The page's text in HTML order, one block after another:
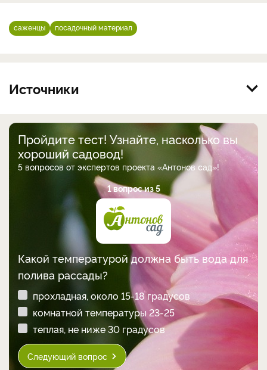
саженцы посадочный материал
Источники
Пройдите тест! Узнайте, насколько вы
хороший садовод!
5 вопросов от экспертов проекта «Антонов сад»!
1 вопрос из 5
Какой температурой должна быть вода для
полива рассады?
прохладная, около 15-18 градусов
комнатной температуры 23-25
теплая, не ниже 30 градусов
Следующий вопрос